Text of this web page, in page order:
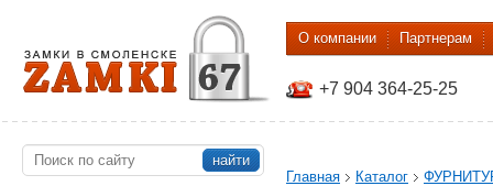
О компании Партнерам
+7 904 364-25-25
найти
Главная Каталог